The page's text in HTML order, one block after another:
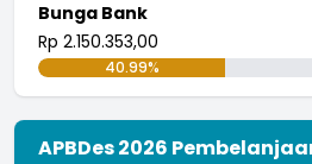
Bunga Bank
Rp 2.150.353,00
40.99%
APBDes 2026